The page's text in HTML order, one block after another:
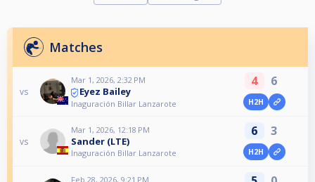
Matches
vs
Mar 1, 2026, 2:32 PM
Eyez Bailey
Inaguración Billar Lanzarote
4 6
H2H
vs
Mar 1, 2026, 12:18 PM
Sander (LTE)
Inaguración Billar Lanzarote
6 3
H2H
Feb 28, 2026, 9:21 PM